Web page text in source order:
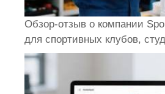
Обзор-отзыв о компании
для спортивных клубов,